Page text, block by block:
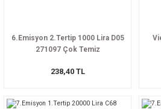
6.Emisyon 2.Tertip 1000 Lira D05
271097 Çok Temiz
238,40 TL